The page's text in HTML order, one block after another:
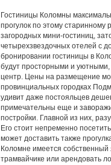
Гостиницы Коломны
прогулок по этому старинному
загородных мини-гостиниц,
четырехзвездочных отелей с
бронировании гостиницы в
будут просторными и
центр. Цены на размещение
провинциальных городках
удивит даже постояльцев
примечательны еще и
постройки. Главной из них,
Его стоит непременно
может доставить также
Коломне имеется собственный
трамвайчике или арендовать